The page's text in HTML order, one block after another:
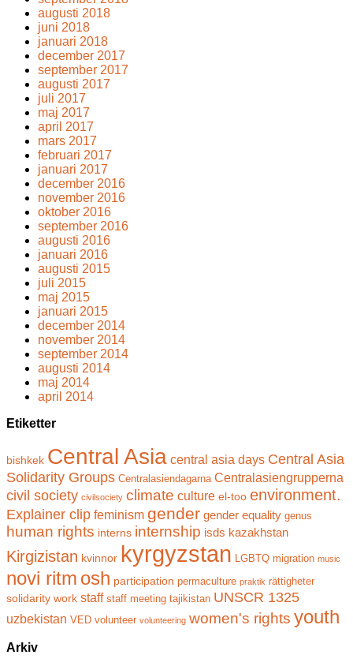
augusti 2018
juni 2018
januari 2018
december 2017
september 2017
augusti 2017
juli 2017
maj 2017
april 2017
mars 2017
februari 2017
januari 2017
december 2016
november 2016
oktober 2016
september 2016
augusti 2016
januari 2016
augusti 2015
juli 2015
maj 2015
januari 2015
december 2014
november 2014
september 2014
augusti 2014
maj 2014
april 2014
Etiketter
bishkek Central Asia central asia days Central Asia
Solidarity Groups Centralasiendagarna Centralasiengrupperna
civil society civilsociety climate culture el-too environment.
Explainer clip feminism gender gender equality genus
human rights interns internship isds kazakhstan
Kirgizistan kvinnor kyrgyzstan LGBTQ migration music
novi ritm osh participation permaculture praktik rättigheter
solidarity work staff staff meeting tajikistan UNSCR 1325
uzbekistan VED volunteer volunteering women's rights youth
Arkiv